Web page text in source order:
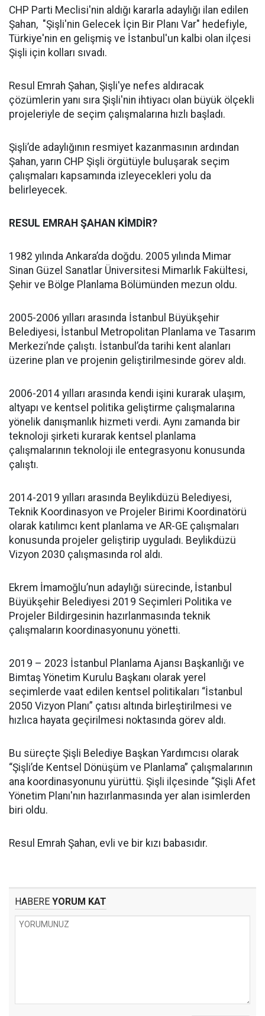
CHP Parti Meclisi'nin aldığı kararla adaylığı ilan edilen
Şahan, "Şişli'nin Gelecek İçin Bir Planı Var" hedefiyle,
Türkiye'nin en gelişmiş ve İstanbul'un kalbi olan ilçesi
Şişli için kolları sıvadı.
Resul Emrah Şahan, Şişli'ye nefes aldıracak
çözümlerin yanı sıra Şişli'nin ihtiyacı olan büyük ölçekli
projeleriyle de seçim çalışmalarına hızlı başladı.
Şişli’de adaylığının resmiyet kazanmasının ardından
Şahan, yarın CHP Şişli örgütüyle buluşarak seçim
çalışmaları kapsamında izleyecekleri yolu da
belirleyecek.
RESUL EMRAH ŞAHAN KİMDİR?
1982 yılında Ankara’da doğdu. 2005 yılında Mimar
Sinan Güzel Sanatlar Üniversitesi Mimarlık Fakültesi,
Şehir ve Bölge Planlama Bölümünden mezun oldu.
2005-2006 yılları arasında İstanbul Büyükşehir
Belediyesi, İstanbul Metropolitan Planlama ve Tasarım
Merkezi’nde çalıştı. İstanbul’da tarihi kent alanları
üzerine plan ve projenin geliştirilmesinde görev aldı.
2006-2014 yılları arasında kendi işini kurarak ulaşım,
altyapı ve kentsel politika geliştirme çalışmalarına
yönelik danışmanlık hizmeti verdi. Aynı zamanda bir
teknoloji şirketi kurarak kentsel planlama
çalışmalarının teknoloji ile entegrasyonu konusunda
çalıştı.
2014-2019 yılları arasında Beylikdüzü Belediyesi,
Teknik Koordinasyon ve Projeler Birimi Koordinatörü
olarak katılımcı kent planlama ve AR-GE çalışmaları
konusunda projeler geliştirip uyguladı. Beylikdüzü
Vizyon 2030 çalışmasında rol aldı.
Ekrem İmamoğlu’nun adaylığı sürecinde, İstanbul
Büyükşehir Belediyesi 2019 Seçimleri Politika ve
Projeler Bildirgesinin hazırlanmasında teknik
çalışmaların koordinasyonunu yönetti.
2019 – 2023 İstanbul Planlama Ajansı Başkanlığı ve
Bimtaş Yönetim Kurulu Başkanı olarak yerel
seçimlerde vaat edilen kentsel politikaları “İstanbul
2050 Vizyon Planı” çatısı altında birleştirilmesi ve
hızlıca hayata geçirilmesi noktasında görev aldı.
Bu süreçte Şişli Belediye Başkan Yardımcısı olarak
“Şişli’de Kentsel Dönüşüm ve Planlama” çalışmalarının
ana koordinasyonunu yürüttü. Şişli ilçesinde “Şişli Afet
Yönetim Planı'nın hazırlanmasında yer alan isimlerden
biri oldu.
Resul Emrah Şahan, evli ve bir kızı babasıdır.
HABERE YORUM KAT